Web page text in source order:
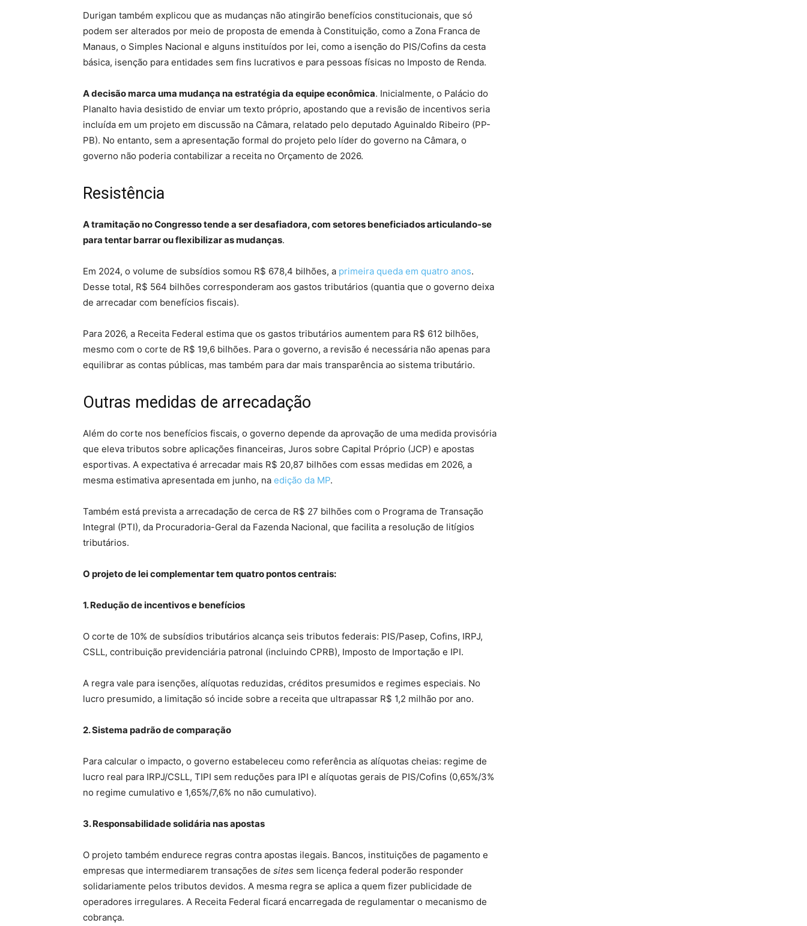
Durigan também explicou que as mudanças não atingirão benefícios constitucionais, que só
podem ser alterados por meio de proposta de emenda à Constituição, como a Zona Franca de
Manaus, o Simples Nacional e alguns instituídos por lei, como a isenção do PIS/Cofins da cesta
básica, isenção para entidades sem fins lucrativos e para pessoas físicas no Imposto de Renda.
A decisão marca uma mudança na estratégia da equipe econômica. Inicialmente, o Palácio do
Planalto havia desistido de enviar um texto próprio, apostando que a revisão de incentivos seria
incluída em um projeto em discussão na Câmara, relatado pelo deputado Aguinaldo Ribeiro (PP-
PB). No entanto, sem a apresentação formal do projeto pelo líder do governo na Câmara, o
governo não poderia contabilizar a receita no Orçamento de 2026.
Resistência
A tramitação no Congresso tende a ser desafiadora, com setores beneficiados articulando-se
para tentar barrar ou flexibilizar as mudanças.
Em 2024, o volume de subsídios somou R$ 678,4 bilhões, a primeira queda em quatro anos.
Desse total, R$ 564 bilhões corresponderam aos gastos tributários (quantia que o governo deixa
de arrecadar com benefícios fiscais).
Para 2026, a Receita Federal estima que os gastos tributários aumentem para R$ 612 bilhões,
mesmo com o corte de R$ 19,6 bilhões. Para o governo, a revisão é necessária não apenas para
equilibrar as contas públicas, mas também para dar mais transparência ao sistema tributário.
Outras medidas de arrecadação
Além do corte nos benefícios fiscais, o governo depende da aprovação de uma medida provisória
que eleva tributos sobre aplicações financeiras, Juros sobre Capital Próprio (JCP) e apostas
esportivas. A expectativa é arrecadar mais R$ 20,87 bilhões com essas medidas em 2026, a
mesma estimativa apresentada em junho, na edição da MP.
Também está prevista a arrecadação de cerca de R$ 27 bilhões com o Programa de Transação
Integral (PTI), da Procuradoria-Geral da Fazenda Nacional, que facilita a resolução de litígios
tributários.
O projeto de lei complementar tem quatro pontos centrais:
1. Redução de incentivos e benefícios
O corte de 10% de subsídios tributários alcança seis tributos federais: PIS/Pasep, Cofins, IRPJ,
CSLL, contribuição previdenciária patronal (incluindo CPRB), Imposto de Importação e IPI.
A regra vale para isenções, alíquotas reduzidas, créditos presumidos e regimes especiais. No
lucro presumido, a limitação só incide sobre a receita que ultrapassar R$ 1,2 milhão por ano.
2. Sistema padrão de comparação
Para calcular o impacto, o governo estabeleceu como referência as alíquotas cheias: regime de
lucro real para IRPJ/CSLL, TIPI sem reduções para IPI e alíquotas gerais de PIS/Cofins (0,65%/3%
no regime cumulativo e 1,65%/7,6% no não cumulativo).
3. Responsabilidade solidária nas apostas
O projeto também endurece regras contra apostas ilegais. Bancos, instituições de pagamento e
empresas que intermediarem transações de sites sem licença federal poderão responder
solidariamente pelos tributos devidos. A mesma regra se aplica a quem fizer publicidade de
operadores irregulares. A Receita Federal ficará encarregada de regulamentar o mecanismo de
cobrança.